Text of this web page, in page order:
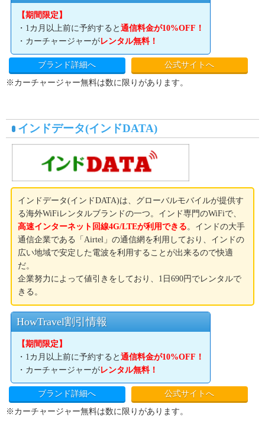
【期間限定】
・1カ月以上前に予約すると通信料金が10%OFF！
・カーチャージャーがレンタル無料！
ブランド詳細へ
公式サイトへ
※カーチャージャー無料は数に限りがあります。
インドデータ(インドDATA)
インドデータ(インドDATA)は、グローバルモバイルが提供す
る海外WiFiレンタルブランドの一つ。インド専門のWiFiで、
高速インターネット回線4G/LTEが利用できる 。インドの大手
通信企業である「Airtel」の通信網を利用しており、インドの
広い地域で安定した電波を利用することが出来るので快適
だ。
企業努力によって値引きをしており、1日690円でレンタルで
きる。
HowTravel割引情報
【期間限定】
・1カ月以上前に予約すると通信料金が10%OFF！
・カーチャージャーがレンタル無料！
ブランド詳細へ
公式サイトへ
※カーチャージャー無料は数に限りがあります。